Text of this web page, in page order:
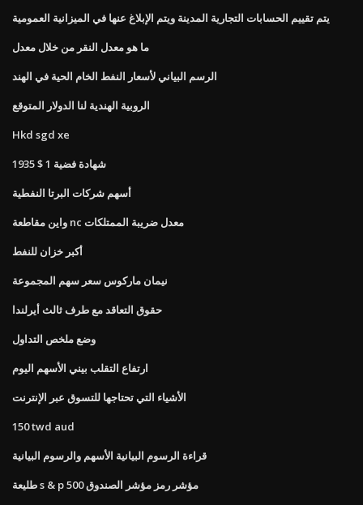
يتم تقييم الحسابات التجارية المدينة ويتم الإبلاغ عنها في الميزانية العمومية
ما هو معدل النقر من خلال معدل
الرسم البياني لأسعار النفط الخام الحية في الهند
الروبية الهندية لنا الدولار المتوقع
Hkd sgd xe
1935 $ 1 شهادة فضية
أسهم شركات البرتا النفطية
واين مقاطعة nc معدل ضريبة الممتلكات
أكبر خزان للنفط
نيمان ماركوس سعر سهم المجموعة
حقوق التعاقد مع طرف ثالث أيرلندا
وضع ملخص التداول
ارتفاع التقلب بيني الأسهم اليوم
الأشياء التي تحتاجها للتسوق عبر الإنترنت
150 twd aud
قراءة الرسوم البيانية الأسهم والرسوم البيانية
طليعة s & p 500 مؤشر رمز مؤشر الصندوق